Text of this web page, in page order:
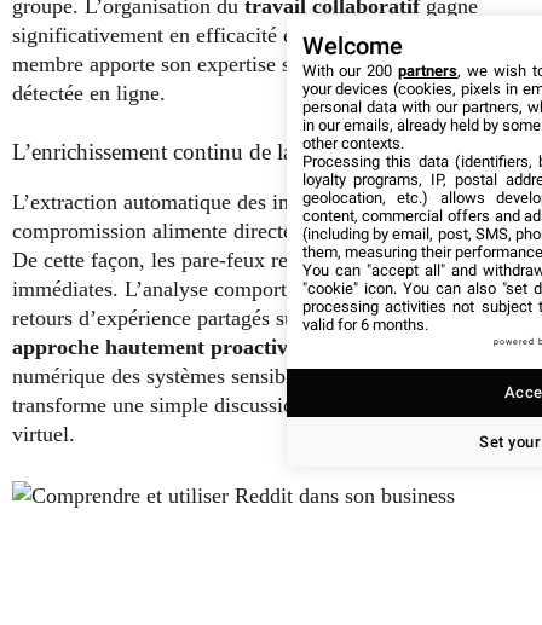
groupe. L’organisation du travail collaboratifgagne
significativement en efficacité et en rapidité. Chaque
membre apporte son expertise sur la menace fraîchement
détectée en ligne.
L’enrichissement continu de la veille
L’extraction automatique des indicateurs de
compromission alimente directement les défenses actives.
De cette façon, les pare-feux reçoivent des mises à jour
immédiates. L’analyse comportementale s’affine grâce aux
retours d’expérience partagés sur les forums. Cette
approche hautement proactive
numérique des systèmes sensibles. La synergie technique
transforme une simple discussion en véritable bouclier
virtuel.
Welcome
With our 200partners, we wish
your devices (cookies, pixels in
personal data with our partners,
in our emails, already held by
other contexts.
Processing this data (identifiers,
loyalty programs, IP, postal
geolocation, etc.) allows
content, commercial offers and
(including by email, post, SMS,
them, measuring their
You can "accept all" and
"cookie" icon. You can also "set
processing activities not subject
valid for 6 months.
powered
Set